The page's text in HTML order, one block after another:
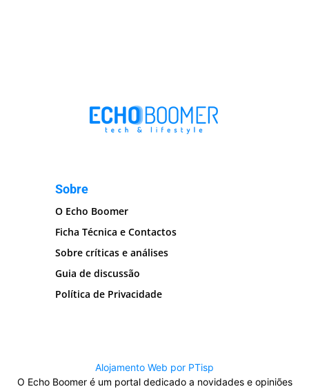
Sobre
O Echo Boomer
Ficha Técnica e Contactos
Sobre críticas e análises
Guia de discussão
Política de Privacidade
Alojamento Web por PTisp
O Echo Boomer é um portal dedicado a novidades e opiniões